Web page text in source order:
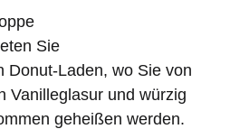
Sie
Donut-Laden, wo Sie von
Vanilleglasur und würzig
geheißen werden.